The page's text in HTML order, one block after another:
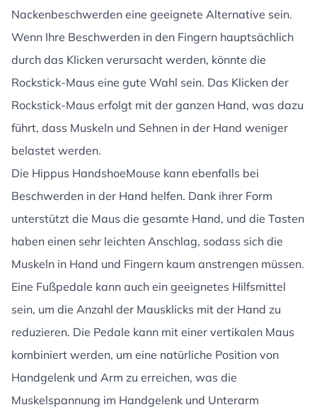
Nackenbeschwerden eine geeignete Alternative sein.
Wenn Ihre Beschwerden in den Fingern hauptsächlich
durch das Klicken verursacht werden, könnte die
Rockstick-Maus eine gute Wahl sein. Das Klicken der
Rockstick-Maus erfolgt mit der ganzen Hand, was dazu
führt, dass Muskeln und Sehnen in der Hand weniger
belastet werden.
Die Hippus HandshoeMouse kann ebenfalls bei
Beschwerden in der Hand helfen. Dank ihrer Form
unterstützt die Maus die gesamte Hand, und die Tasten
haben einen sehr leichten Anschlag, sodass sich die
Muskeln in Hand und Fingern kaum anstrengen müssen.
Eine Fußpedale kann auch ein geeignetes Hilfsmittel
sein, um die Anzahl der Mausklicks mit der Hand zu
reduzieren. Die Pedale kann mit einer vertikalen Maus
kombiniert werden, um eine natürliche Position von
Handgelenk und Arm zu erreichen, was die
Muskelspannung im Handgelenk und Unterarm